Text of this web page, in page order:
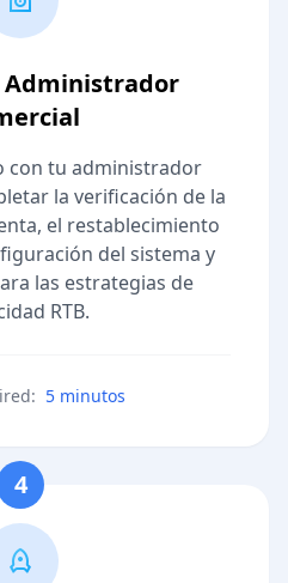
Administrador
con tu administrador
la verificación de la
el restablecimiento
del sistema y
las estrategias de
RTB.
5 minutos
4